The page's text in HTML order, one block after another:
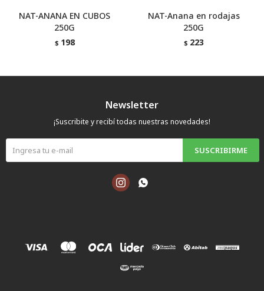
NAT-ANANA EN CUBOS
250G
$ 198
NAT-Anana en rodajas
250G
$ 223
Newsletter
¡Suscribite y recibí todas nuestras novedades!
SUSCRIBIRME
 